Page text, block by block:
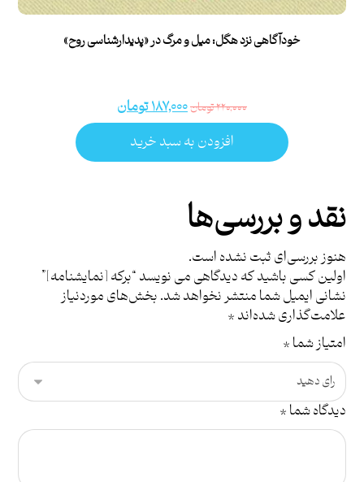
خودآگاهی نزد هگل: میل و مرگ در «پدیدارشناسی روح»
۲۲۰,۰۰۰تومان۱۸۷,۰۰۰تومان
افزودن به سبد خرید
نقد و بررسی‌ها
هنوز بررسی‌ای ثبت نشده است.
اولین کسی باشید که دیدگاهی می نویسد “برکه [نمایشنامه]”
نشانی ایمیل شما منتشر نخواهد شد.بخش‌های موردنیاز
علامت‌گذاری شده‌اند*
امتیاز شما*
دیدگاه شما*